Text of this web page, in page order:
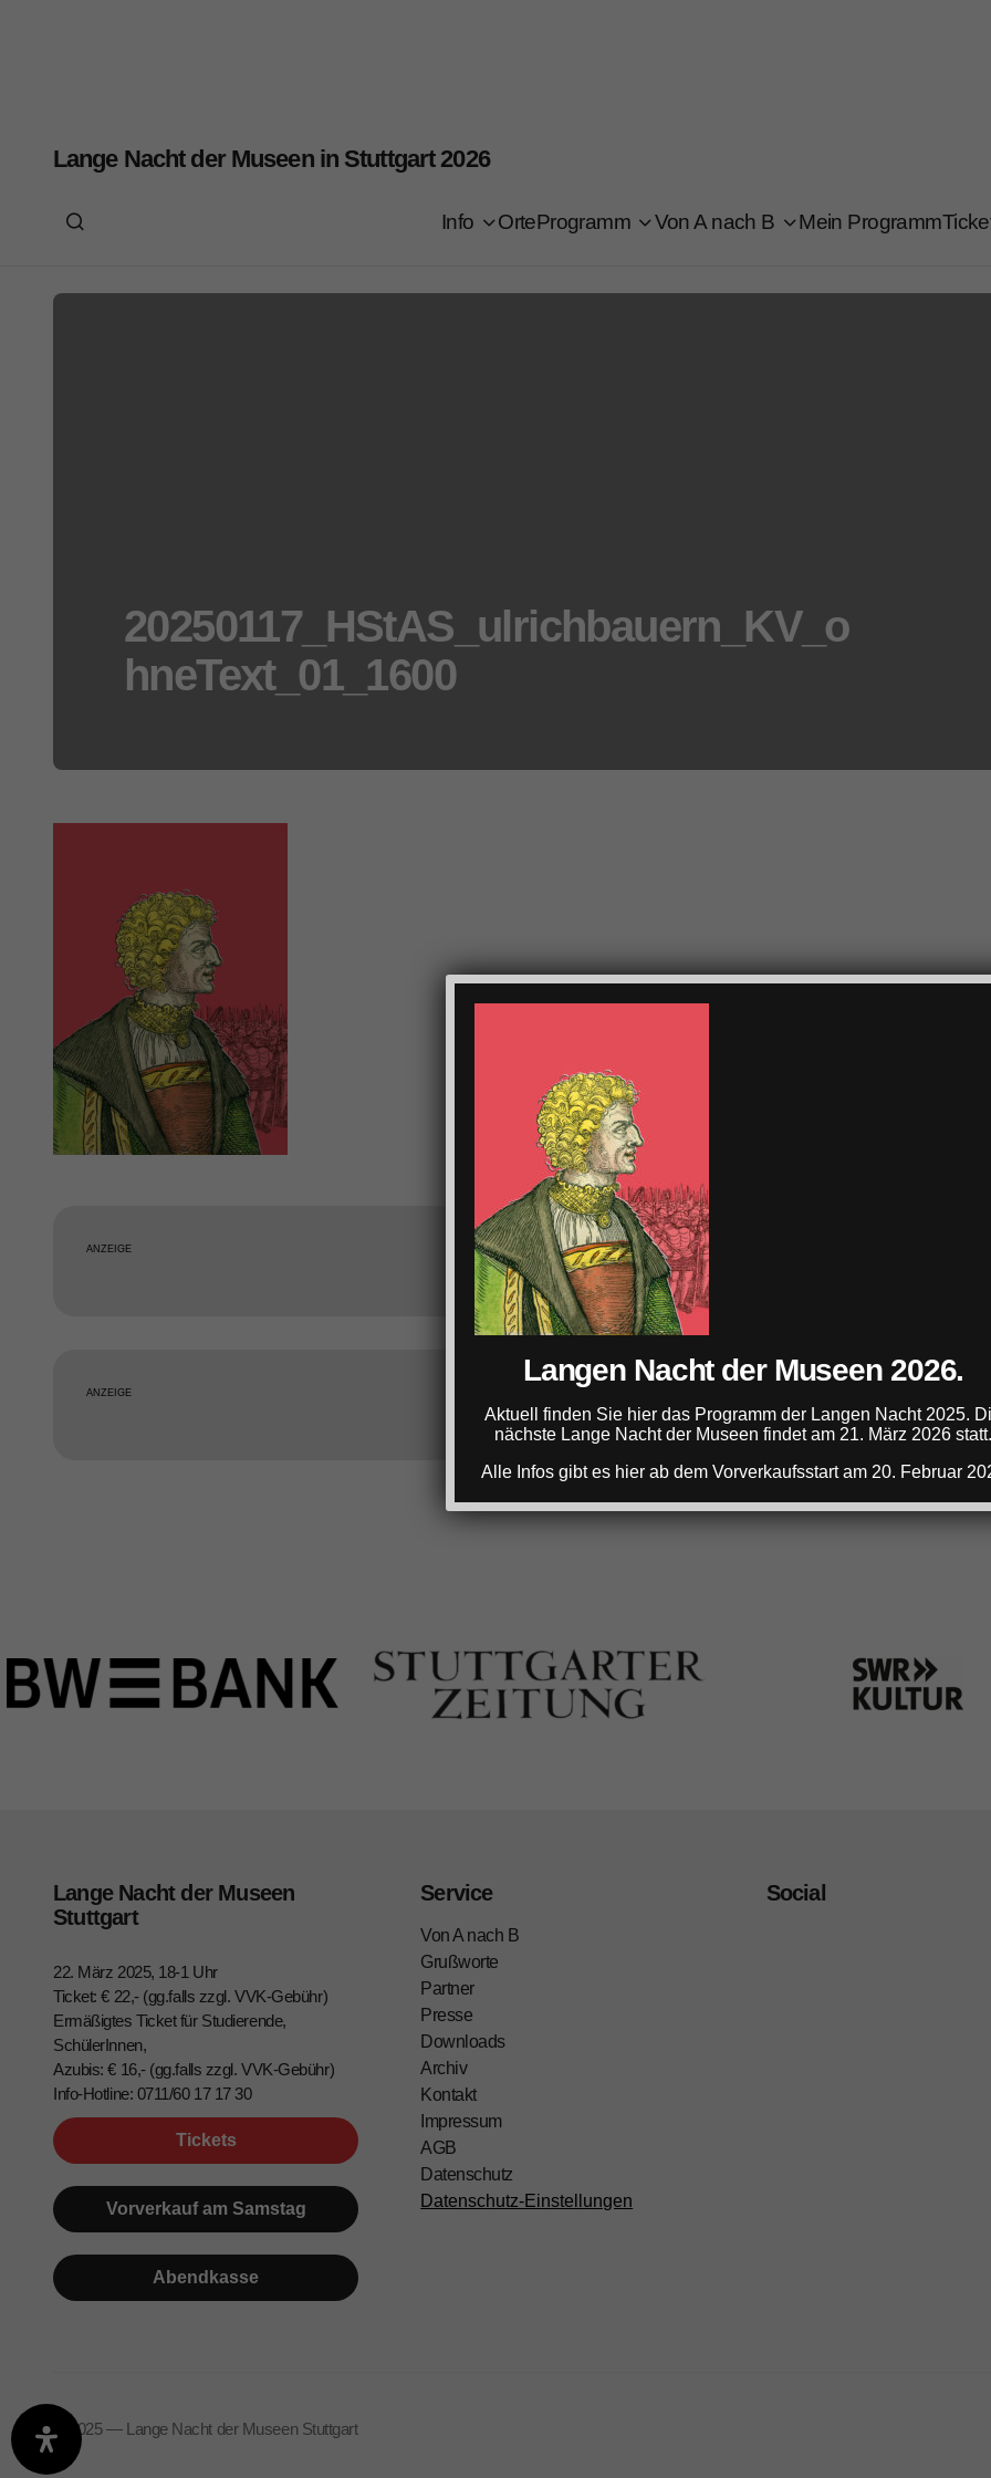
Lange Nacht der Museen in Stuttgart 2026
Info OrteProgramm Von A nach B Mein Programm
20250117_HStAS_ulrichbauern_KV_o
hneText_01_1600
ANZEIGE ANZEIGE
ANZEIGE
Lange Nacht der Museen
Stuttgart
22. März 2025, 18-1 Uhr
Ticket: € 22,- (gg.falls zzgl. VVK-Gebühr)
Ermäßigtes Ticket für Studierende,
SchülerInnen,
Azubis: € 16,- (gg.falls zzgl. VVK-Gebühr)
Info-Hotline: 0711/60 17 17 30
Tickets
Vorverkauf am Samstag
Abendkasse
Service
Von A nach B
Grußworte
Partner
Presse
Downloads
Archiv
Kontakt
Impressum
AGB
Datenschutz
Datenschutz-Einstellungen
Social
©️ 2025 — Lange Nacht der Museen Stuttgart
Langen Nacht der Museen 2026.
Aktuell finden Sie hier das Programm der Langen Nacht 2025.
nächste Lange Nacht der Museen findet am 21. März 2026
Alle Infos gibt es hier ab dem Vorverkaufsstart am 20. Februar